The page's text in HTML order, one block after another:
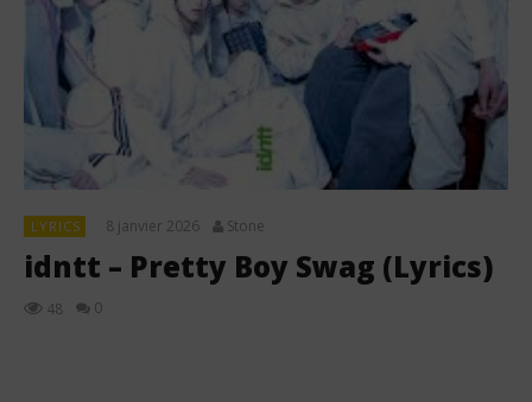
LYRICS 8 janvier 2026 Stone
idntt – Pretty Boy Swag (Lyrics)
48 0